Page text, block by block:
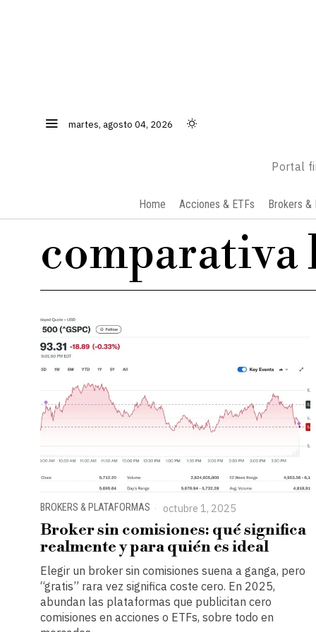
martes, agosto 04, 2026
Portal
Home Acciones & ETFs Brokers &
comparativa
BROKERS & PLATAFORMAS octubre 1, 2025
Broker sin comisiones: qué significa
realmente y para quién es ideal
Elegir un broker sin comisiones suena a ganga, pero
“gratis” rara vez significa coste cero. En 2025,
abundan las plataformas que publicitan cero
comisiones en acciones o ETFs, sobre todo en